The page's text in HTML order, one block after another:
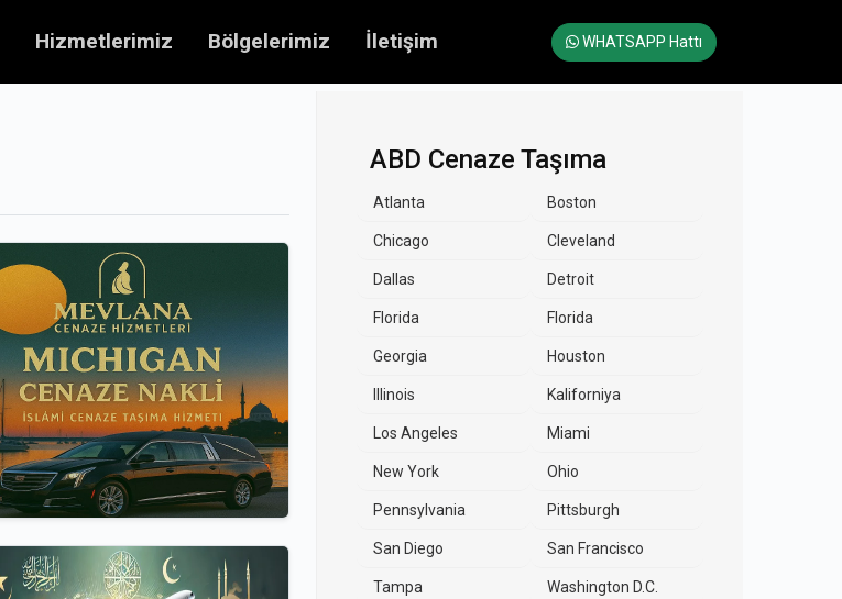
Hizmetlerimiz Bölgelerimiz İletişim WHATSAPP Hattı
ABD Cenaze Taşıma
Atlanta Boston
Chicago Cleveland
Dallas Detroit
Florida Florida
Georgia Houston
Illinois Kaliforniya
Los Angeles Miami
New York Ohio
Pennsylvania Pittsburgh
San Diego San Francisco
Tampa Washington D.C.